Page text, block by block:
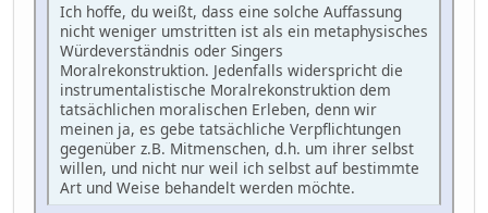
Ich hoffe, du weißt, dass eine solche Auffassung
nicht weniger umstritten ist als ein metaphysisches
Würdeverständnis oder Singers
Moralrekonstruktion. Jedenfalls widerspricht die
instrumentalistische Moralrekonstruktion dem
tatsächlichen moralischen Erleben, denn wir
meinen ja, es gebe tatsächliche Verpflichtungen
gegenüber z.B. Mitmenschen, d.h. um ihrer selbst
willen, und nicht nur weil ich selbst auf bestimmte
Art und Weise behandelt werden möchte.